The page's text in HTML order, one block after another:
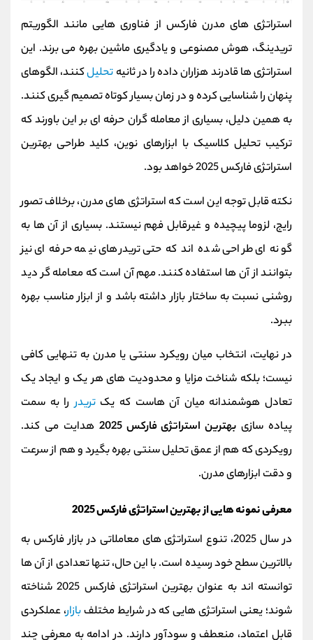
استراتژی‌ های مدرن فارکس از فناوری‌ هایی مانند الگوریتم
تریدینگ، هوش مصنوعی و یادگیری ماشین بهره می‌ برند. این
استراتژی‌ ها قادرند هزاران داده را در ثانیه تحلیلکنند، الگوهای
پنهان را شناسایی کرده و در زمان بسیار کوتاه تصمیم‌ گیری کنند.
به همین دلیل، بسیاری از معامله گران حرفه ای بر این باورند که
ترکیب تحلیل کلاسیک با ابزارهای نوین، کلید طراحی بهترین
استراتژی فارکس 2025 خواهد بود.
نکته قابل توجه این است که استراتژی‌ های مدرن، برخلاف تصور
رایج، لزوما پیچیده و غیرقابل فهم نیستند. بسیاری از آن‌ ها به‌
گونه‌ ای طراحی شده‌ اند که حتی تریدرهای نیمه‌ حرفه‌ ای نیز
بتوانند از آن‌ ها استفاده کنند. مهم آن است که معامله‌ گر دید
روشنی نسبت به ساختار بازار داشته باشد و از ابزار مناسب بهره
ببرد.
در نهایت، انتخاب میان رویکرد سنتی یا مدرن به‌ تنهایی کافی
نیست؛ بلکه شناخت مزایا و محدودیت‌ های هر یک و ایجاد یک
تعادل هوشمندانه میان آن‌ هاست که یکتریدررا به سمت
پیاده‌ سازی بهترین استراتژی فارکس 2025
هدایت می‌ کند.
رویکردی که هم از عمق تحلیل سنتی بهره بگیرد و هم از سرعت
و دقت ابزارهای مدرن.
معرفی نمونه‌ هایی از بهترین استراتژی فارکس 2025
در سال 2025، تنوع استراتژی‌ های معاملاتی در بازار فارکس به
بالاترین سطح خود رسیده است. با این حال، تنها تعدادی از آن‌ ها
توانسته‌ اند به عنوان بهترین استراتژی فارکس 2025 شناخته
شوند؛ یعنی استراتژی‌ هایی که در شرایط مختلفبازار، عملکردی
قابل اعتماد، منعطف و سودآور دارند. در ادامه به معرفی چند